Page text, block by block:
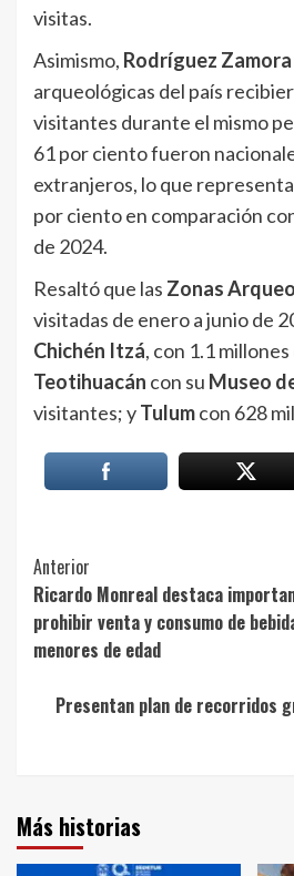
visitas.
Asimismo, Rodríguez Zamora
arqueológicas del país
visitantes durante el mismo
61 por ciento fueron
extranjeros, lo que
por ciento en comparación
de 2024.
Resaltó que las Zonas
visitadas de enero a junio de
Chichén Itzá, con 1.1
Teotihuacán con su Museo
visitantes; yTulumcon 628
Post
Navigation
Anterior
Ricardo Monreal destaca
prohibir venta y consumo de
menores de edad
Presentan plan de recorridos
Más historias